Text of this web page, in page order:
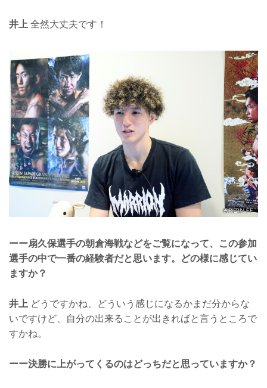
井上 全然大丈夫です！
ーー扇久保選手の朝倉海戦などをご覧になって、この参加
選手の中で一番の経験者だと思います。どの様に感じてい
ますか？
井上 どうですかね、どういう感じになるかまだ分からな
いですけど、自分の出来ることが出きればと言うところで
すかね。
ーー決勝に上がってくるのはどっちだと思っていますか？